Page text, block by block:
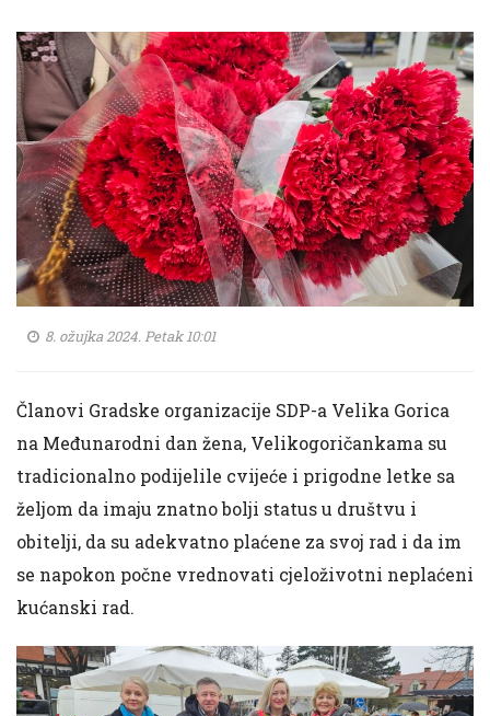
8. ožujka 2024. Petak 10:01
Članovi Gradske organizacije SDP-a Velika Gorica
na Međunarodni dan žena, Velikogoričankama su
tradicionalno podijelile cvijeće i prigodne letke sa
željom da imaju znatno bolji status u društvu i
obitelji, da su adekvatno plaćene za svoj rad i da im
se napokon počne vrednovati cjeloživotni neplaćeni
kućanski rad.